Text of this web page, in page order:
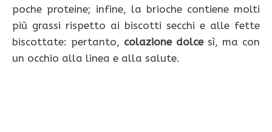
poche proteine; infine, la brioche contiene molti
più grassi rispetto ai biscotti secchi e alle fette
biscottate: pertanto, colazione dolcesì, ma con
un occhio alla linea e alla salute.